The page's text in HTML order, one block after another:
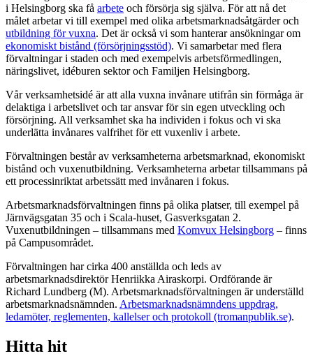
i Helsingborg ska få arbete och försörja sig själva. För att nå det
målet arbetar vi till exempel med olika arbetsmarknadsåtgärder och
utbildning för vuxna. Det är också vi som hanterar ansökningar om
ekonomiskt bistånd (försörjningsstöd). Vi samarbetar med flera
förvaltningar i staden och med exempelvis arbetsförmedlingen,
näringslivet, idéburen sektor och Familjen Helsingborg.
Vår verksamhetsidé är att alla vuxna invånare utifrån sin förmåga är
delaktiga i arbetslivet och tar ansvar för sin egen utveckling och
försörjning. All verksamhet ska ha individen i fokus och vi ska
underlätta invånares valfrihet för ett vuxenliv i arbete.
Förvaltningen består av verksamheterna arbetsmarknad, ekonomiskt
bistånd och vuxenutbildning. Verksamheterna arbetar tillsammans på
ett processinriktat arbetssätt med invånaren i fokus.
Arbetsmarknadsförvaltningen finns på olika platser, till exempel på
Järnvägsgatan 35 och i Scala-huset, Gasverksgatan 2.
Vuxenutbildningen – tillsammans med Komvux Helsingborg – finns
på Campusområdet.
Förvaltningen har cirka 400 anställda och leds av
arbetsmarknadsdirektör Henriikka Airaskorpi. Ordförande är
Richard Lundberg (M). Arbetsmarknadsförvaltningen är underställd
arbetsmarknadsnämnden. Arbetsmarknadsnämndens uppdrag,
ledamöter, reglementen, kallelser och protokoll (tromanpublik.se).
Hitta hit